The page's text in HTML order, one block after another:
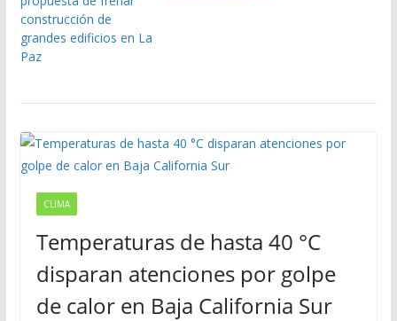
CLIMA
Temperaturas de hasta 40 °C
disparan atenciones por golpe
de calor en Baja California Sur